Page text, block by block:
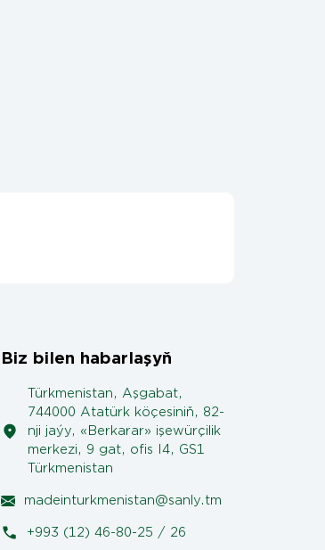
Biz bilen habarlaşyň
Türkmenistan, Aşgabat,
744000 Atatürk köçesiniň, 82-
nji jaýy, «Berkarar» işewürçilik
merkezi, 9 gat, ofis I4, GS1
Türkmenistan
madeinturkmenistan@sanly.tm
+993 (12) 46-80-25 / 26